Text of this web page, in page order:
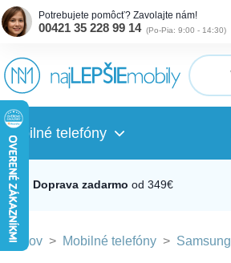
Potrebujete pomôcť? Zavolajte nám!
00421 35 228 99 14 (Po-Pia: 9:00 - 14:30)
Mobilné telefóny
Doprava zadarmo od 349€
Domov > Mobilné telefóny > Samsung